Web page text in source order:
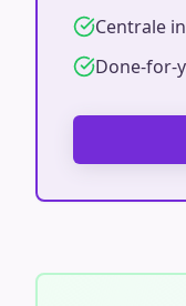
Centrale
Done-for-